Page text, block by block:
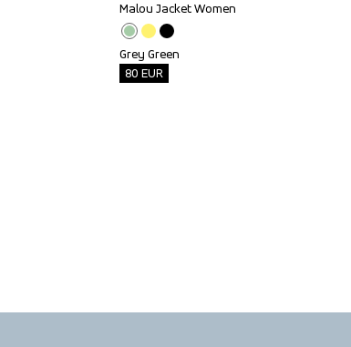
Outlet
Malou Jacket Women
Grey Green
80 EUR